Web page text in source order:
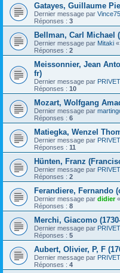
Gatayes, Guillaume
Dernier message par Vince75
Réponses : 3
Bellman, Carl Michael
Dernier message par Mitaki «
Réponses : 2
Meissonnier, Jean
fr)
Dernier message par
Réponses : 10
Mozart, Wolfgang
Dernier message par
Réponses : 6
Matiegka, Wenzel
Dernier message par
Réponses : 11
Hünten, Franz
Dernier message par
Réponses : 2
Ferandiere, Fernando
Dernier message par didier«
Réponses : 8
Merchi, Giacomo
Dernier message par
Réponses : 5
Aubert, Olivier, P, F
Dernier message par
Réponses : 4